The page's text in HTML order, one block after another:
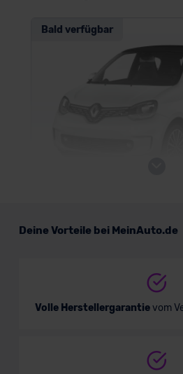
Bald verfügbar
Deine Vorteile bei MeinAuto.de
Volle Herstellergarantievom